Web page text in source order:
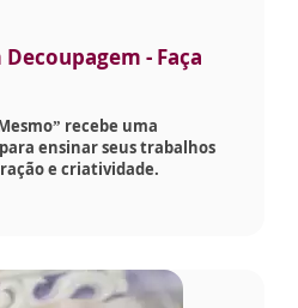
- Faça
recebe uma
ensinar seus trabalhos
e criatividade.